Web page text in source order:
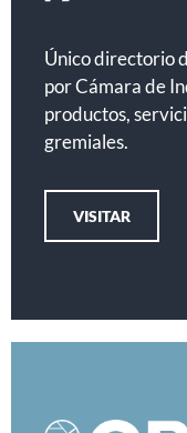
Único directorio
por Cámara de
productos,
gremiales.
VISITAR